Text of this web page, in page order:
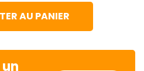
AU PANIER
un